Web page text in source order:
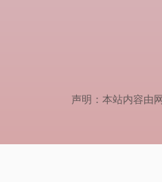
声明：本站内容由